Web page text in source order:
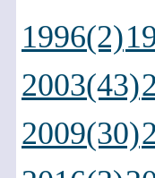
1996(2)
2003(43)
2009(30)